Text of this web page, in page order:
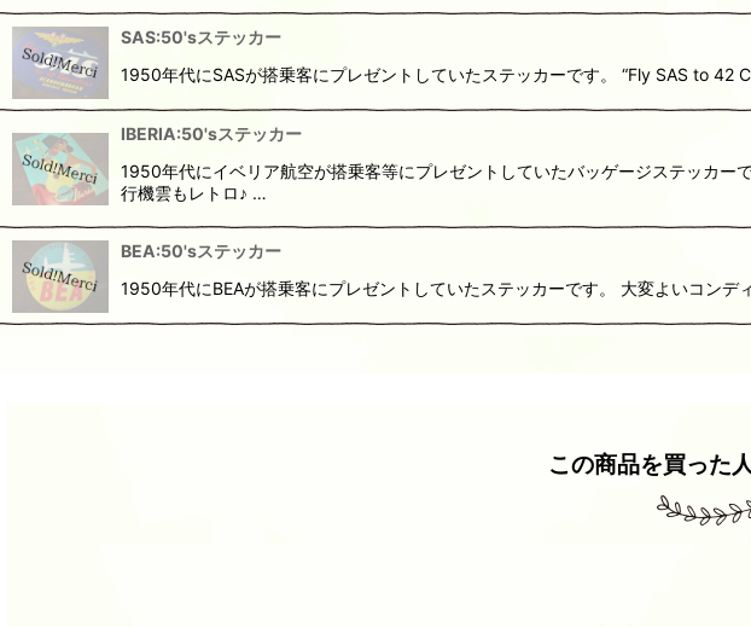
SAS:50'sステッカー
1950年代にSASが搭乗客にプレゼントしていたステッカーです。 “Fly SAS to
IBERIA:50'sステッカー
1950年代にイベリア航空が搭乗客等にプレゼントしていたバッゲージステッカ
行機雲もレトロ♪ …
BEA:50'sステッカー
1950年代にBEAが搭乗客にプレゼントしていたステッカーです。 大変よいコン
この商品を買った